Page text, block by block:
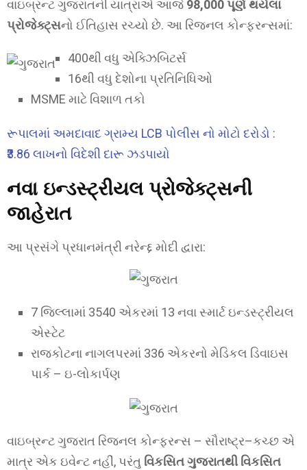
વાઇબ્રન્ટ ગુજરાતની યાત્રાએ આજે 98,000 પૂર્ણ થયેલા
પ્રોજેક્ટ્સનો ઈતિહાસ રચ્યો છે. આ રિજનલ કોન્ફરન્સમાં:
400થી વધુ એક્ઝિબિટર્સ
16થી વધુ દેશોના પ્રતિનિધિઓ
MSME માટે વિશાળ તકો
રૂપાલમાં અમદાવાદ ગ્રામ્ય LCB પોલીસ નો મોટો દરોડો :
₹3.86 લાખનો વિદેશી દારૂ ઝડપાયો
નવા ઇન્ડસ્ટ્રીયલ પ્રોજેક્ટ્સની
જાહેરાત
આ પ્રસંગે પ્રધાનમંત્રી નરેન્દ્દ મોદી દ્વારા:
7 જિલ્લામાં 3540 એકરમાં 13 નવા સ્માર્ટ ઇન્ડસ્ટ્રીયલ
એસ્ટેટ
રાજકોટના નાગલપરમાં 336 એકરનો મેડિકલ ડિવાઇસ
પાર્ક – ઇ-લોકાર્પણ
વાઇબ્રન્ટ ગુજરાત રિજનલ કોન્ફરન્સ – સૌરાષ્ટ્ર–કચ્છ એ
માત્ર એક ઇવેન્ટ નહીં, પરંતુ વિકસિત ગુજરાતથી વિકસિત